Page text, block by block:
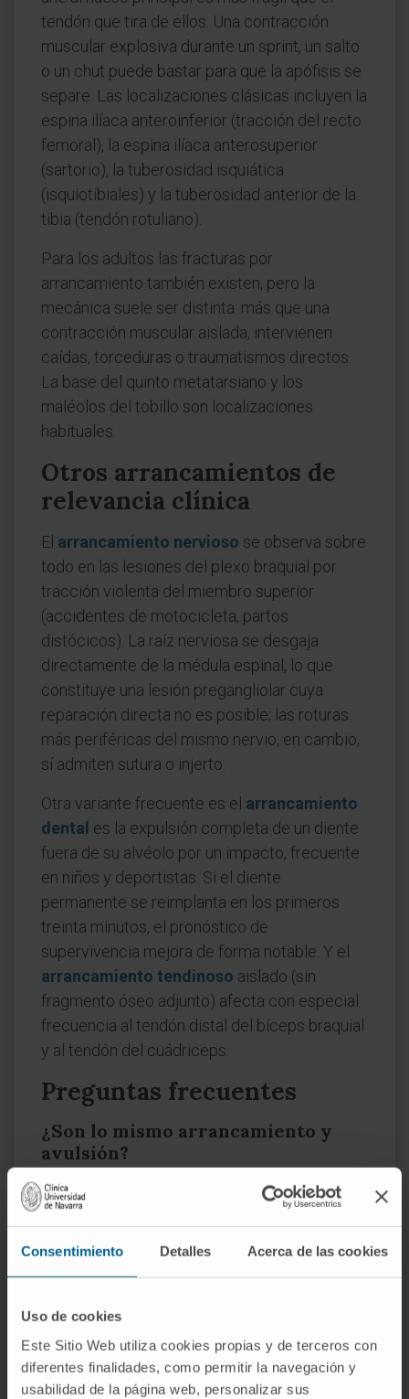
Consentimiento Detalles Acerca de las cookies
Uso de cookies
Este Sitio Web utiliza cookies propias y de terceros con
diferentes finalidades, como permitir la navegación y
usabilidad de la página web, personalizar sus
tendón que tira de ellos. Una contracción
muscular explosiva durante un sprint, un salto
o un chut puede bastar para que la apófisis se
separe. Las localizaciones clásicas incluyen la
espina ilíaca anteroinferior (tracción del recto
femoral), la espina ilíaca anterosuperior
(sartorio), la tuberosidad isquiática
(isquiotibiales) y la tuberosidad anterior de la
tibia (tendón rotuliano).
Para los adultos las fracturas por
arrancamiento también existen, pero la
mecánica suele ser distinta: más que una
contracción muscular aislada, intervienen
caídas, torceduras o traumatismos directos.
La base del quinto metatarsiano y los
maléolos del tobillo son localizaciones
habituales.
Otros arrancamientos de
relevancia clínica
El arrancamiento nervioso se observa sobre
todo en las lesiones del plexo braquial por
tracción violenta del miembro superior
(accidentes de motocicleta, partos
distócicos). La raíz nerviosa se desgaja
directamente de la médula espinal, lo que
constituye una lesión pregangliolar cuya
reparación directa no es posible; las roturas
más periféricas del mismo nervio, en cambio,
sí admiten sutura o injerto.
Otra variante frecuente es el arrancamiento
dental es la expulsión completa de un diente
fuera de su alvéolo por un impacto, frecuente
en niños y deportistas. Si el diente
permanente se reimplanta en los primeros
treinta minutos, el pronóstico de
supervivencia mejora de forma notable. Y el
arrancamiento tendinoso aislado (sin
fragmento óseo adjunto) afecta con especial
frecuencia al tendón distal del bíceps braquial
y al tendón del cuádriceps.
Preguntas frecuentes
¿Son lo mismo arrancamiento y
avulsión?
Sí. Arrancamiento es la voz patrimonial
castellana; avulsión, el tecnicismo de origen
y en informes radiológicos en español es
habitual encontrar "fractura por
arrancamiento".